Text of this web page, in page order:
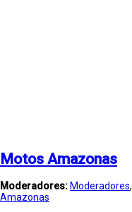
Motos Amazonas
Moderadores: Moderadores,
Amazonas